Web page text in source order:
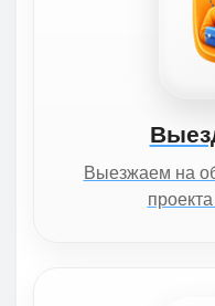
Выезжаем на